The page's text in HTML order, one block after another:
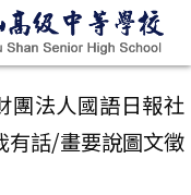
團法人國語日報社
有話/畫要說圖文徵